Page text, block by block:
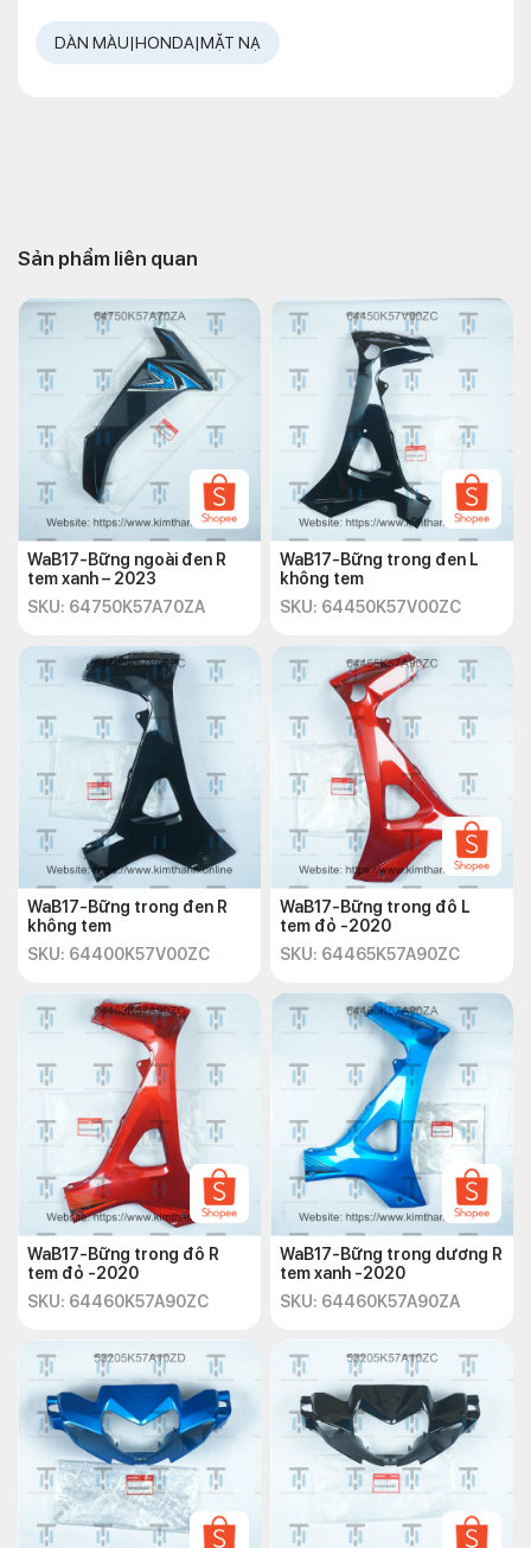
DÀN MÀU|HONDA|MẶT NẠ
Sản phẩm liên quan
WaB17-Bững ngoài đen R
tem xanh – 2023
SKU: 64750K57A70ZA
WaB17-Bững trong đen L
không tem
SKU: 64450K57V00ZC
WaB17-Bững trong đen R
không tem
SKU: 64400K57V00ZC
WaB17-Bững trong đô L
tem đỏ -2020
SKU: 64465K57A90ZC
WaB17-Bững trong đô R
tem đỏ -2020
SKU: 64460K57A90ZC
WaB17-Bững trong dương R
tem xanh -2020
SKU: 64460K57A90ZA